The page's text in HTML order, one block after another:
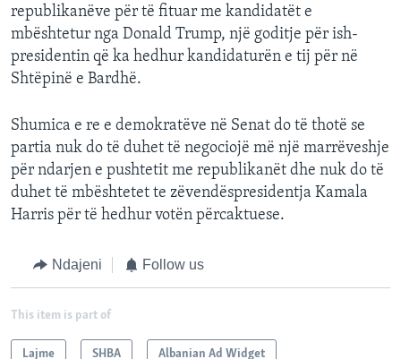
republikanëve për të fituar me kandidatët e
mbështetur nga Donald Trump, një goditje për ish-
presidentin që ka hedhur kandidaturën e tij për në
Shtëpinë e Bardhë.
Shumica e re e demokratëve në Senat do të thotë se
partia nuk do të duhet të negociojë më një marrëveshje
për ndarjen e pushtetit me republikanët dhe nuk do të
duhet të mbështetet te zëvendëspresidentja Kamala
Harris për të hedhur votën përcaktuese.
Ndajeni Follow us
This item is part of
Lajme SHBA Albanian Ad Widget